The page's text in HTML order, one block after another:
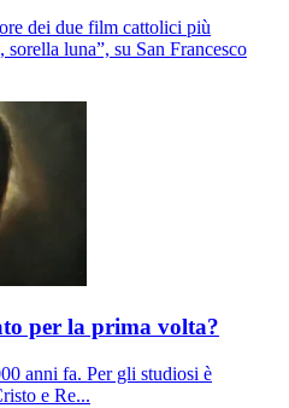
dei due film cattolici più
luna”, su San Francesco
per la prima volta?
anni fa. Per gli studiosi è
e Re...